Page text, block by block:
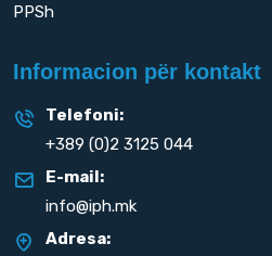
PPSh
Informacion për kontakt
Telefoni:
+389 (0)2 3125 044
E-mail:
info@iph.mk
Adresa: